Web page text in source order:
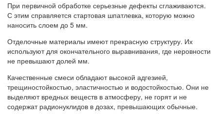
При первичной обработке серьезные дефекты сглаживаются.
С этим справляется стартовая шпатлевка, которую можно
наносить слоем до 5 мм.
Отделочные материалы имеют прекрасную структуру. Их
используют для окончательного выравнивания, где неровности
не превышают долей мм.
Качественные смеси обладают высокой адгезией,
трещиностойкостью, эластичностью и водостойкостью. Они не
выделяют вредных веществ в атмосферу, не горят и не
содержат радионуклидов в дозах, превышающих обычные.